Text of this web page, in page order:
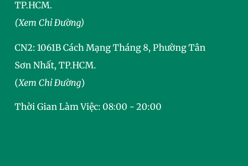
TP.HCM.
(Xem Chỉ Đường)
CN2: 1061B Cách Mạng Tháng 8, Phường Tân
Sơn Nhất, TP.HCM.
(Xem Chỉ Đường)
Thời Gian Làm Việc: 08:00 - 20:00